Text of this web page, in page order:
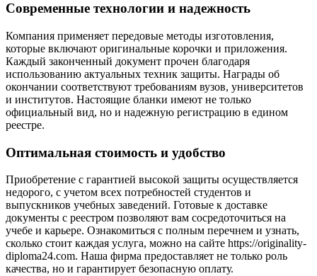
Современные технологии и надежность
Компания применяет передовые методы изготовления,
которые включают оригинальные корочки и приложения.
Каждый законченный документ прочен благодаря
использованию актуальных техник защиты. Награды об
окончании соответствуют требованиям вузов, университетов
и институтов. Настоящие бланки имеют не только
официальный вид, но и надежную регистрацию в едином
реестре.
Оптимальная стоимость и удобство
Приобретение с гарантией высокой защиты осуществляется
недорого, с учетом всех потребностей студентов и
выпускников учебных заведений. Готовые к доставке
документы с реестром позволяют вам сосредоточиться на
учебе и карьере. Ознакомиться с полным перечнем и узнать,
сколько стоит каждая услуга, можно на сайте https://originality-
diploma24.com. Наша фирма предоставляет не только роль
качества, но и гарантирует безопасную оплату.